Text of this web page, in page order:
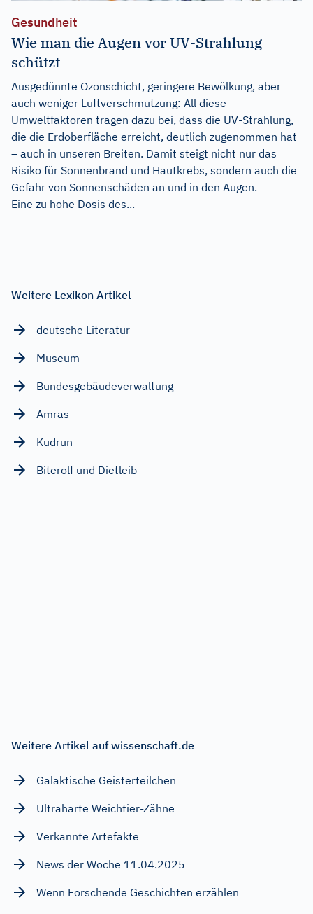
Gesundheit
Wie man die Augen vor UV-Strahlung
schützt
Ausgedünnte Ozonschicht, geringere Bewölkung, aber
auch weniger Luftverschmutzung: All diese
Umweltfaktoren tragen dazu bei, dass die UV-Strahlung,
die die Erdoberfläche erreicht, deutlich zugenommen hat
– auch in unseren Breiten. Damit steigt nicht nur das
Risiko für Sonnenbrand und Hautkrebs, sondern auch die
Gefahr von Sonnenschäden an und in den Augen.
Eine zu hohe Dosis des...
Weitere Lexikon Artikel
deutsche Literatur
Museum
Bundesgebäudeverwaltung
Amras
Kudrun
Biterolf und Dietleib
Weitere Artikel auf wissenschaft.de
Galaktische Geisterteilchen
Ultraharte Weichtier-Zähne
Verkannte Artefakte
News der Woche 11.04.2025
Wenn Forschende Geschichten erzählen